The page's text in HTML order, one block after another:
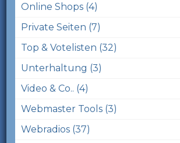
Online Shops (4)
Private Seiten (7)
Top & Votelisten (32)
Unterhaltung (3)
Video & Co.. (4)
Webmaster Tools (3)
Webradios (37)